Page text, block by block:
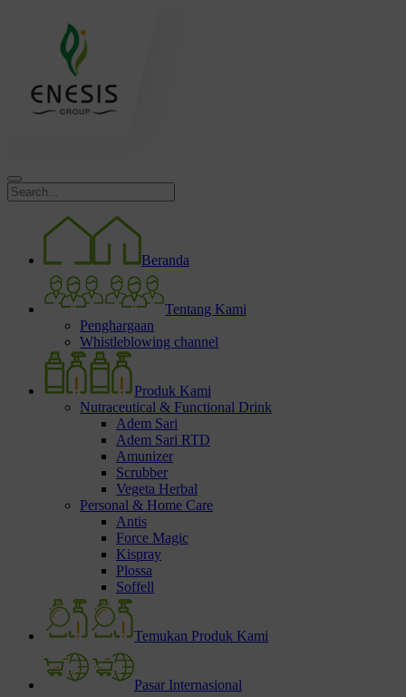
Beranda
Tentang Kami
Penghargaan
Whistleblowing channel
Produk Kami
Nutraceutical & Functional Drink
Adem Sari
Adem Sari RTD
Amunizer
Scrubber
Vegeta Herbal
Personal & Home Care
Antis
Force Magic
Kispray
Plossa
Soffell
Temukan Produk Kami
Pasar Internasional